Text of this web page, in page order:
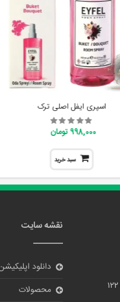
اسپری ایفل اصلی ترک
998,000 تومان
سبد خرید
نقشه سایت
دانلود
محصولات